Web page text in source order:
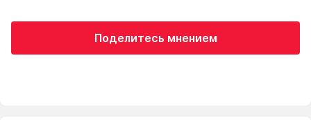
Поделитесь мнением